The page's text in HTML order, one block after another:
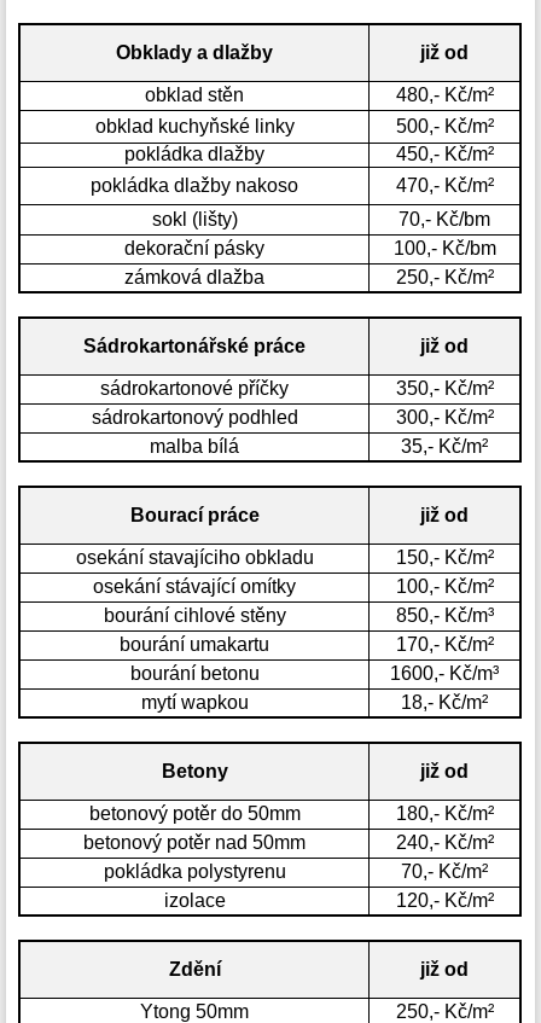
Obklady a dlažby již od
obklad stěn
480,- Kč/m²
obklad kuchyňské linky
500,- Kč/m²
pokládka dlažby
450,- Kč/m²
pokládka dlažby nakoso
470,- Kč/m²
sokl (lišty)
70,- Kč/bm
dekorační pásky
100,- Kč/bm
zámková dlažba
250,- Kč/m²
Sádrokartonářské práce již od
sádrokartonové příčky
350,- Kč/m²
sádrokartonový podhled
300,- Kč/m²
malba bílá
35,- Kč/m²
Bourací práce již od
osekání stavajíciho obkladu
150,- Kč/m²
osekání stávající omítky
100,- Kč/m²
bourání cihlové stěny
850,- Kč/m³
bourání umakartu
170,- Kč/m²
bourání betonu
1600,- Kč/m³
mytí wapkou
18,- Kč/m²
Betony již od
betonový potěr do 50mm
180,- Kč/m²
betonový potěr nad 50mm
240,- Kč/m²
pokládka polystyrenu
70,- Kč/m²
izolace
120,- Kč/m²
Zdění již od
Ytong 50mm
250,- Kč/m²